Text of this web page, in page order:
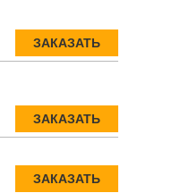
ЗАКАЗАТЬ
ЗАКАЗАТЬ
ЗАКАЗАТЬ